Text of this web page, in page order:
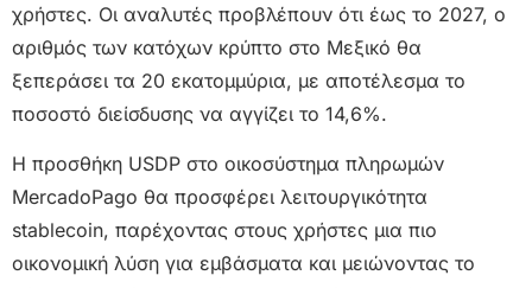
χρήστες. Οι αναλυτές προβλέπουν ότι έως το 2027, ο
αριθμός των κατόχων κρύπτο στο Μεξικό θα
ξεπεράσει τα 20 εκατομμύρια, με αποτέλεσμα το
ποσοστό διείσδυσης να αγγίζει το 14,6%.
Η προσθήκη USDP στο οικοσύστημα πληρωμών
MercadoPago θα προσφέρει λειτουργικότητα
stablecoin, παρέχοντας στους χρήστες μια πιο
οικονομική λύση για εμβάσματα και μειώνοντας το